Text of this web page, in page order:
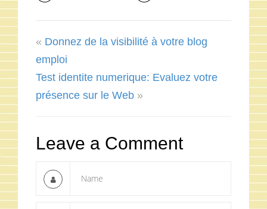
« Donnez de la visibilité à votre blog
emploi
Test identite numerique: Evaluez votre
présence sur le Web »
Leave a Comment